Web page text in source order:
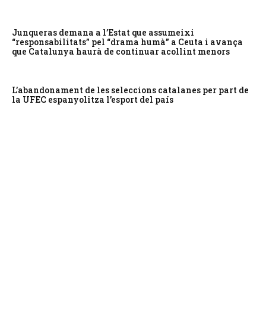
Junqueras demana a l’Estat que assumeixi
“responsabilitats” pel “drama humà” a Ceuta i avança
que Catalunya haurà de continuar acollint menors
L’abandonament de les seleccions catalanes per part de
la UFEC espanyolitza l’esport del país